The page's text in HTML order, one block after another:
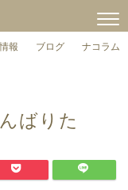
報 ブログ ナコラム
ばりた